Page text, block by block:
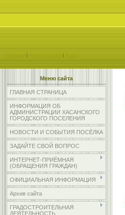
| | Вход
Меню сайта
ГЛАВНАЯ СТРАНИЦА
ИНФОРМАЦИЯ ОБ
АДМИНИСТРАЦИИ ХАСАНСКОГО
ГОРОДСКОГО ПОСЕЛЕНИЯ
НОВОСТИ И СОБЫТИЯ ПОСЁЛКА
ЗАДАЙТЕ СВОЙ ВОПРОС
ИНТЕРНЕТ-ПРИЁМНАЯ
(ОБРАЩЕНИЯ ГРАЖДАН)
ОФИЦИАЛЬНАЯ ИНФОРМАЦИЯ
Архив сайта
ГРАДОСТРОИТЕЛЬНАЯ
ДЕЯТЕЛЬНОСТЬ